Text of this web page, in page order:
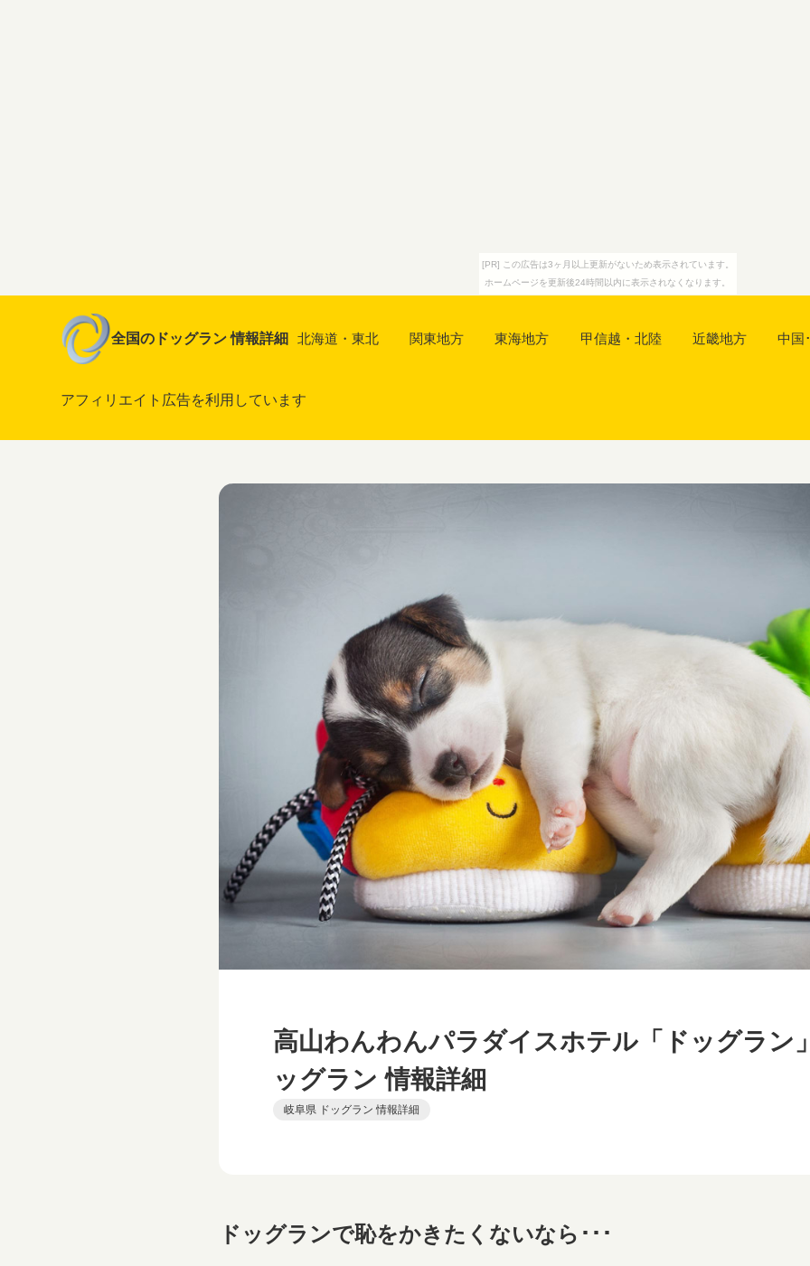
[PR] この広告は3ヶ月以上更新がないため表示されています。
ホームページを更新後24時間以内に表示されなくなります。
全国のドッグラン 情報詳細 北海道・東北 関東地方 東海地方 甲信越・北陸 近畿地方 中国
アフィリエイト広告を利用しています
高山わんわんパラダイスホテル「ドッグラン
ッグラン 情報詳細
岐阜県 ドッグラン 情報詳細
ドッグランで恥をかきたくないなら･･･